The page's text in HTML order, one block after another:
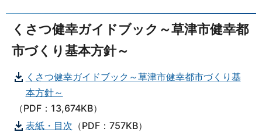
くさつ健幸ガイドブック～草津市健幸都
市づくり基本方針～
くさつ健幸ガイドブック～草津市健幸都市づくり基
本方針～
（PDF：13,674KB）
表紙・目次 （PDF：757KB）